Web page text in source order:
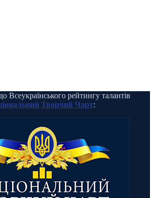
Всеукраїнського рейтингу талантів
Творчий Чарт: